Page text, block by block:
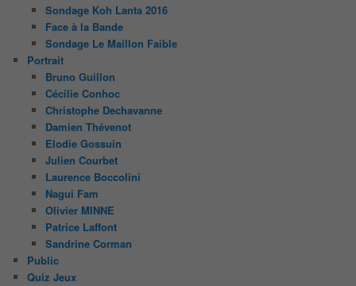
Sondage Koh Lanta 2016
Face à la Bande
Sondage Le Maillon Faible
Portrait
Bruno Guillon
Cécilie Conhoc
Christophe Dechavanne
Damien Thévenot
Elodie Gossuin
Julien Courbet
Laurence Boccolini
Nagui Fam
Olivier MINNE
Patrice Laffont
Sandrine Corman
Public
Quiz Jeux